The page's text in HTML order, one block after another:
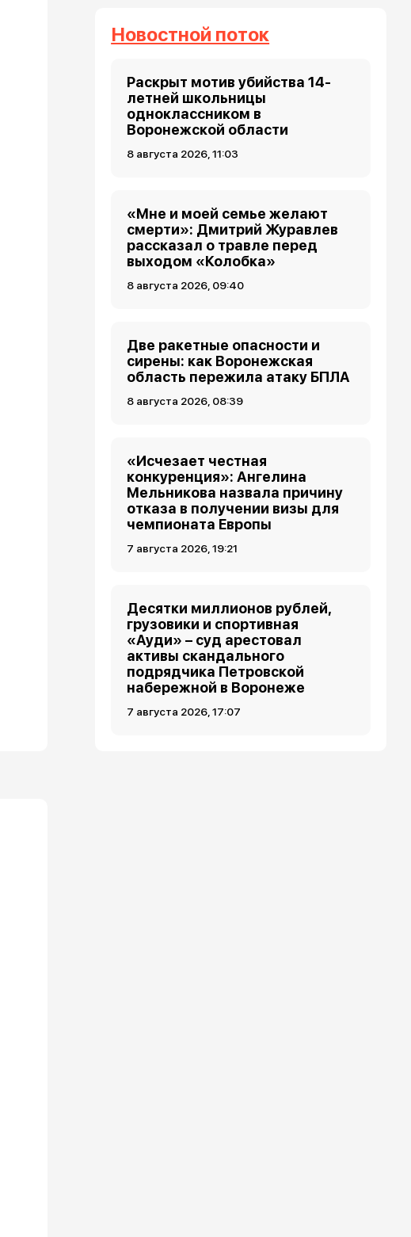
Новостной поток
Раскрыт мотив убийства 14-
летней школьницы
одноклассником в
Воронежской области
8 августа 2026, 11:03
«Мне и моей семье желают
смерти»: Дмитрий Журавлев
рассказал о травле перед
выходом «Колобка»
8 августа 2026, 09:40
Две ракетные опасности и
сирены: как Воронежская
область пережила атаку БПЛА
8 августа 2026, 08:39
«Исчезает честная
конкуренция»: Ангелина
Мельникова назвала причину
отказа в получении визы для
чемпионата Европы
7 августа 2026, 19:21
Десятки миллионов рублей,
грузовики и спортивная
«Ауди» – суд арестовал
активы скандального
подрядчика Петровской
набережной в Воронеже
7 августа 2026, 17:07